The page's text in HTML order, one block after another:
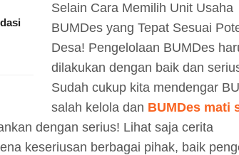
Selain Cara Memilih Unit Usaha
BUMDes yang Tepat Sesuai
Desa! Pengelolaan BUMDes
dilakukan dengan baik dan
Sudah cukup kita mendengar
salah kelola dan BUMDes mati
dengan serius! Lihat saja cerita
keseriusan berbagai pihak, baik